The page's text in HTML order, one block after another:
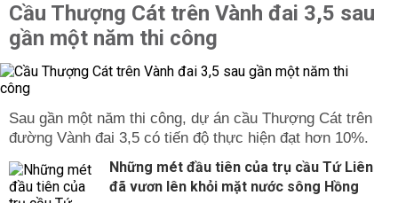
Cầu Thượng Cát trên Vành đai 3,5 sau
gần một năm thi công
Sau gần một năm thi công, dự án cầu Thượng Cát trên
đường Vành đai 3,5 có tiến độ thực hiện đạt hơn 10%.
Những mét đầu tiên của trụ cầu Tứ Liên
đã vươn lên khỏi mặt nước sông Hồng